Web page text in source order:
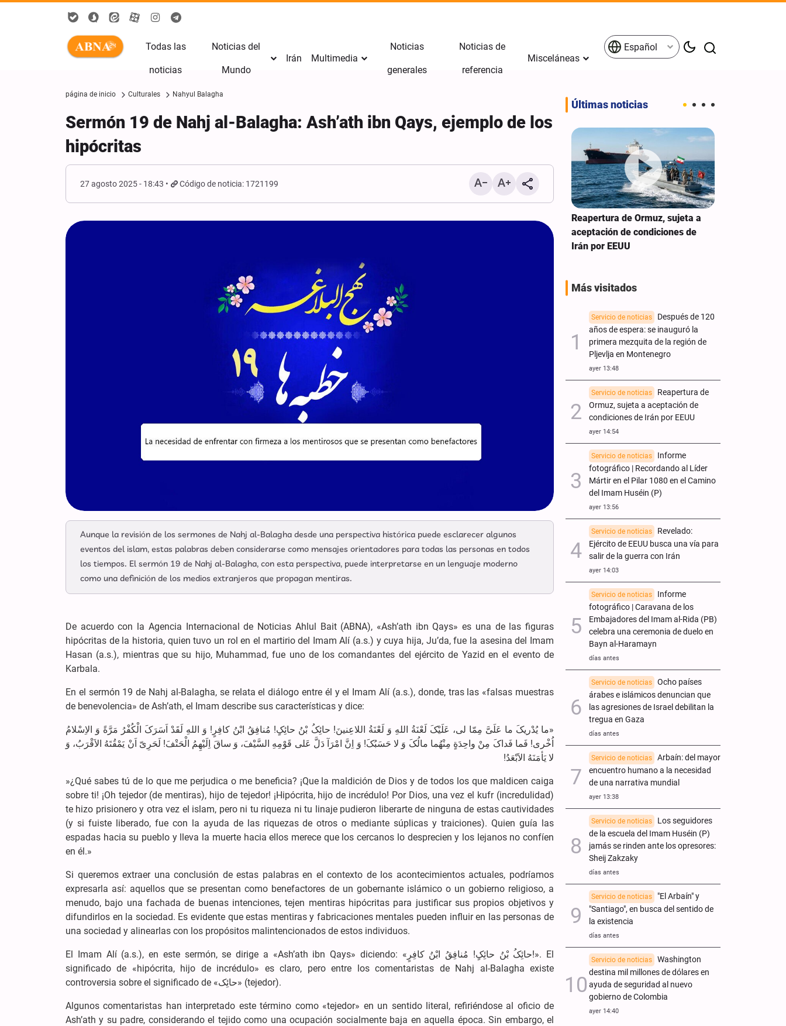
Todas las
noticias
Noticias del
Mundo
Irán Multimedia
Noticias
generales
Noticias de
referencia
Misceláneas
Español
página de inicio Culturales Nahyul Balagha
Sermón 19 de Nahj al-Balagha: Ash’ath ibn Qays, ejemplo de los
hipócritas
27 agosto 2025 - 18:43 Código de noticia: 1721199
Aunque la revisión de los sermones de Nahj al-Balagha desde una perspectiva histórica puede esclarecer algunos
eventos del islam, estas palabras deben considerarse como mensajes orientadores para todas las personas en todos
los tiempos. El sermón 19 de Nahj al-Balagha, con esta perspectiva, puede interpretarse en un lenguaje moderno
como una definición de los medios extranjeros que propagan mentiras.
De acuerdo con la Agencia Internacional de Noticias Ahlul Bait (ABNA), «Ash’ath ibn Qays» es una de las figuras
hipócritas de la historia, quien tuvo un rol en el martirio del Imam Alí (a.s.) y cuya hija, Ju’da, fue la asesina del Imam
Hasan (a.s.), mientras que su hijo, Muhammad, fue uno de los comandantes del ejército de Yazid en el evento de
Karbala.
En el sermón 19 de Nahj al-Balagha, se relata el diálogo entre él y el Imam Alí (a.s.), donde, tras las «falsas muestras
de benevolencia» de Ash’ath, el Imam describe sus características y dice:
«ما یُدْریکَ ما عَلَیَّ مِمّا لی، عَلَیْکَ لَعْنَةُ اللهِ وَ لَعْنَةُ اللاعِنینَ! حائِکُ بْنُ حائِکٍ! مُنافِقُ ابْنُ کافِرٍ! وَ اللهِ لَقَدْ اَسَرَکَ الْکُفْرُ مَرَّةً وَ الاِسْلامُ
اُخْری! فَما فَداکَ مِنْ واحِدَةٍ مِنْهُما مالُکَ وَ لا حَسَبُکَ! وَ اِنَّ امْرَآ دَلَّ عَلی قَوْمِهِ السَّیْفَ، وَ ساقَ اِلَیْهِمُ الْحَتْفَ! لَحَرِیّ اَنْ یَمْقُتَهُ الاَقْرَبُ، وَ
لا یَأمَنَهُ الاَبْعَدُ!
»¿Qué sabes tú de lo que me perjudica o me beneficia? ¡Que la maldición de Dios y de todos los que maldicen caiga
sobre ti! ¡Oh tejedor (de mentiras), hijo de tejedor! ¡Hipócrita, hijo de incrédulo! Por Dios, una vez el kufr (incredulidad)
te hizo prisionero y otra vez el islam, pero ni tu riqueza ni tu linaje pudieron liberarte de ninguna de estas cautividades
(y si fuiste liberado, fue con la ayuda de las riquezas de otros o mediante súplicas y traiciones). Quien guía las
espadas hacia su pueblo y lleva la muerte hacia ellos merece que los cercanos lo desprecien y los lejanos no confíen
en él.»
Si queremos extraer una conclusión de estas palabras en el contexto de los acontecimientos actuales, podríamos
expresarla así: aquellos que se presentan como benefactores de un gobernante islámico o un gobierno religioso, a
menudo, bajo una fachada de buenas intenciones, tejen mentiras hipócritas para justificar sus propios objetivos y
difundirlos en la sociedad. Es evidente que estas mentiras y fabricaciones mentales pueden influir en las personas de
una sociedad y alinearlas con los propósitos malintencionados de estos individuos.
El Imam Alí (a.s.), en este sermón, se dirige a «Ash’ath ibn Qays» diciendo: «حائِکُ بْنُ حائِکٍ! مُنافِقُ ابْنُ کافِرٍ!». El
significado de «hipócrita, hijo de incrédulo» es claro, pero entre los comentaristas de Nahj al-Balagha existe
controversia sobre el significado de «حائِک» (tejedor).
Algunos comentaristas han interpretado este término como «tejedor» en un sentido literal, refiriéndose al oficio de
Ash’ath y su padre, considerando el tejido como una ocupación socialmente baja en aquella época. Sin embargo, el
Últimas noticias
Revelado: Ejército de EEUU busca
Reapertura de Ormuz, sujeta a
aceptación de condiciones de
Irán por EEUU
Más visitados
Servicio de noticias
Después de 120
años de espera: se inauguró la
primera mezquita de la región de
Pljevlja en Montenegro
ayer 13:48
Servicio de noticias
Reapertura de
Ormuz, sujeta a aceptación de
condiciones de Irán por EEUU
ayer 14:54
Servicio de noticias
Informe
fotográfico | Recordando al Líder
Mártir en el Pilar 1080 en el Camino
del Imam Huséin (P)
ayer 13:56
Servicio de noticias
Revelado:
Ejército de EEUU busca una vía para
salir de la guerra con Irán
ayer 14:03
Servicio de noticias
Informe
fotográfico | Caravana de los
Embajadores del Imam al-Rida (PB)
celebra una ceremonia de duelo en
Bayn al-Haramayn
días antes
Servicio de noticias
Ocho países
árabes e islámicos denuncian que
las agresiones de Israel debilitan la
tregua en Gaza
días antes
Servicio de noticias
Arbaín: del mayor
encuentro humano a la necesidad
de una narrativa mundial
ayer 13:38
Servicio de noticias
Los seguidores
de la escuela del Imam Huséin (P)
jamás se rinden ante los opresores:
Sheij Zakzaky
días antes
Servicio de noticias
"El Arbaín" y
"Santiago", en busca del sentido de
la existencia
días antes
Servicio de noticias
Washington
destina mil millones de dólares en
ayuda de seguridad al nuevo
gobierno de Colombia
ayer 14:40